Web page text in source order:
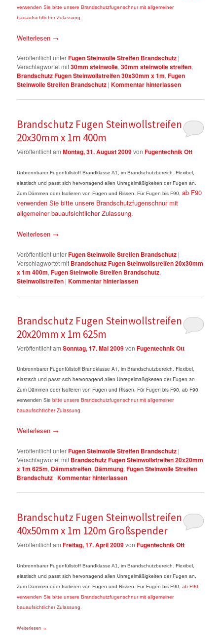
verwenden Sie bitte unsere Brandschutzfugenschnur mit allgemeiner
bauaufsichtlicher Zulassung.
Weiterlesen →
Veröffentlicht unterFugen Steinwolle Streifen Brandschutz |
Verschlagwortet mit30mm steinwolle,30mm steinwolle streifen,
Brandschutz Fugen Steinwollstreifen 30x30mm x 1m,Fugen
Steinwolle Streifen Brandschutz |Kommentar hinterlassen
Brandschutz Fugen Steinwollstreifen
20x30mm x 1m 400m
Veröffentlicht amMontag, 31. August 2009vonFugentechnik Ott
Unbrennbarer Fugenfüllstoff Brandklasse A1, im Brandschutzbereich. Flexibel,
elastisch und passt sich hervorragend allen Unregelmäßigkeiten der Fugen an.
Zum Dämmen oder Isolieren von Fugen und Rissen. Für Fugen bis F90,ab F90
verwenden Sie bitte unsere Brandschutzfugenschnur mit
allgemeiner bauaufsichtlicher Zulassung.
Weiterlesen →
Veröffentlicht unterFugen Steinwolle Streifen Brandschutz |
Verschlagwortet mit Brandschutz Fugen Steinwollstreifen 20x30mm
x 1m 400m,Fugen Steinwolle Streifen Brandschutz,
Steinwollstreifen |Kommentar hinterlassen
Brandschutz Fugen Steinwollstreifen
20x20mm x 1m 625m
Veröffentlicht amSonntag, 17. Mai 2009vonFugentechnik Ott
Unbrennbarer Fugenfüllstoff Brandklasse A1, im Brandschutzbereich. Flexibel,
elastisch und passt sich hervorragend allen Unregelmäßigkeiten der Fugen an.
Zum Dämmen oder Isolieren von Fugen und Rissen. Für Fugen bis F90,ab F90
verwenden Siebitte unsere Brandschutzfugenschnur mit allgemeiner
bauaufsichtlicher Zulassung.
Weiterlesen →
Veröffentlicht unterFugen Steinwolle Streifen Brandschutz |
Verschlagwortet mit Brandschutz Fugen Steinwollstreifen 20x20mm
x 1m 625m, Dämmstreifen, Dämmung,Fugen Steinwolle Streifen
Brandschutz |Kommentar hinterlassen
Brandschutz Fugen Steinwollstreifen
40x50mm x 1m 120m Großspender
Veröffentlicht amFreitag, 17. April 2009vonFugentechnik Ott
Unbrennbarer Fugenfüllstoff Brandklasse A1, im Brandschutzbereich. Flexibel,
elastisch und passt sich hervorragend allen Unregelmäßigkeiten der Fugen an.
Zum Dämmen oder Isolieren von Fugen und Rissen. Für Fugen bis F90,ab F90
verwenden Sie bitte unsere Brandschutzfugenschnur mit allgemeiner
bauaufsichtlicher Zulassung.
Weiterlesen →